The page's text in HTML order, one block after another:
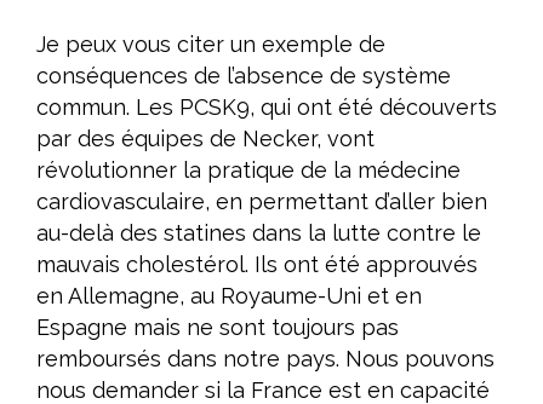
Je peux vous citer un exemple de
conséquences de l’absence de système
commun. Les PCSK9, qui ont été découverts
par des équipes de Necker, vont
révolutionner la pratique de la médecine
cardiovasculaire, en permettant d’aller bien
au-delà des statines dans la lutte contre le
mauvais cholestérol. Ils ont été approuvés
en Allemagne, au Royaume-Uni et en
Espagne mais ne sont toujours pas
remboursés dans notre pays. Nous pouvons
nous demander si la France est en capacité